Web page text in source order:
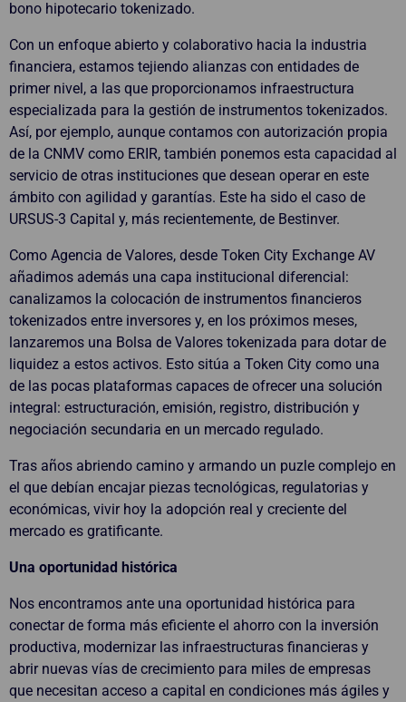
bono hipotecario tokenizado.
Con un enfoque abierto y colaborativo hacia la industria
financiera, estamos tejiendo alianzas con entidades de
primer nivel, a las que proporcionamos infraestructura
especializada para la gestión de instrumentos tokenizados.
Así, por ejemplo, aunque contamos con autorización propia
de la CNMV como ERIR, también ponemos esta capacidad al
servicio de otras instituciones que desean operar en este
ámbito con agilidad y garantías. Este ha sido el caso de
URSUS-3 Capital y, más recientemente, de Bestinver.
Como Agencia de Valores, desde Token City Exchange AV
añadimos además una capa institucional diferencial:
canalizamos la colocación de instrumentos financieros
tokenizados entre inversores y, en los próximos meses,
lanzaremos una Bolsa de Valores tokenizada para dotar de
liquidez a estos activos. Esto sitúa a Token City como una
de las pocas plataformas capaces de ofrecer una solución
integral: estructuración, emisión, registro, distribución y
negociación secundaria en un mercado regulado.
Tras años abriendo camino y armando un puzle complejo en
el que debían encajar piezas tecnológicas, regulatorias y
económicas, vivir hoy la adopción real y creciente del
mercado es gratificante.
Una oportunidad histórica
Nos encontramos ante una oportunidad histórica para
conectar de forma más eficiente el ahorro con la inversión
productiva, modernizar las infraestructuras financieras y
abrir nuevas vías de crecimiento para miles de empresas
que necesitan acceso a capital en condiciones más ágiles y